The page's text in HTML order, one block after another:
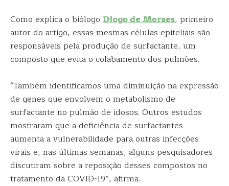
Como explica o biólogo Diogo de Moraes, primeiro
autor do artigo, essas mesmas células epiteliais são
responsáveis pela produção de surfactante, um
composto que evita o colabamento dos pulmões.
“Também identificamos uma diminuição na expressão
de genes que envolvem o metabolismo de
surfactante no pulmão de idosos. Outros estudos
mostraram que a deficiência de surfactantes
aumenta a vulnerabilidade para outras infecções
virais e, nas últimas semanas, alguns pesquisadores
discutiram sobre a reposição desses compostos no
tratamento da COVID-19”, afirma.